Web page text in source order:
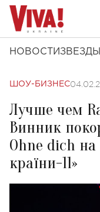
НОВОСТИ ЗВЕЗДЫ
ШОУ-БИЗНЕС
Лучше чем
Винник
Ohne dich на
країни-11»